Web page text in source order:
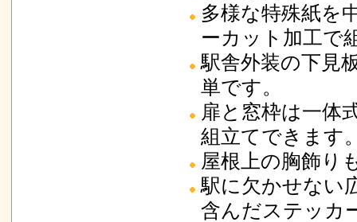
多様な特殊紙を
ーカット加工で
駅舎外装の下見
単です。
扉と窓枠は一体
組立てできます
屋根上の胸飾り
駅に欠かせない
含んだステッカ